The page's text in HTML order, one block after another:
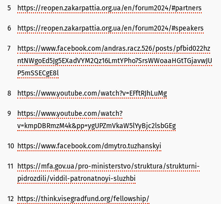
5 https://reopen.zakarpattia.org.ua/en/forum2024/#partners
6 https://reopen.zakarpattia.org.ua/en/forum2024/#speakers
7
https://www.facebook.com/andras.racz.526/posts/pfbid022hz
ntNWgoEd5Jg5EXadVYM2Qz16LmtYPho7SrsWWoaaHGtTGjavwJU
P5mSSECgE8l
8 https://www.youtube.com/watch?v=EFftRJhLuMg
9
https://www.youtube.com/watch?
v=kmpDBRmzM4k&pp=ygUPZmVkaW5lYyBjc2lsbGEg
10 https://www.facebook.com/dmytro.tuzhanskyi
11
https://mfa.gov.ua/pro-ministerstvo/struktura/strukturni-
pidrozdili/viddil-patronatnoyi-sluzhbi
12 https://think.visegradfund.org/fellowship/